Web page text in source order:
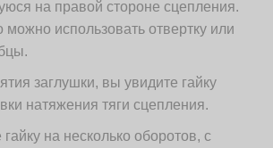
на правой стороне сцепления.
можно использовать отвертку или
заглушки, вы увидите гайку
натяжения тяги сцепления.
гайку на несколько оборотов, с